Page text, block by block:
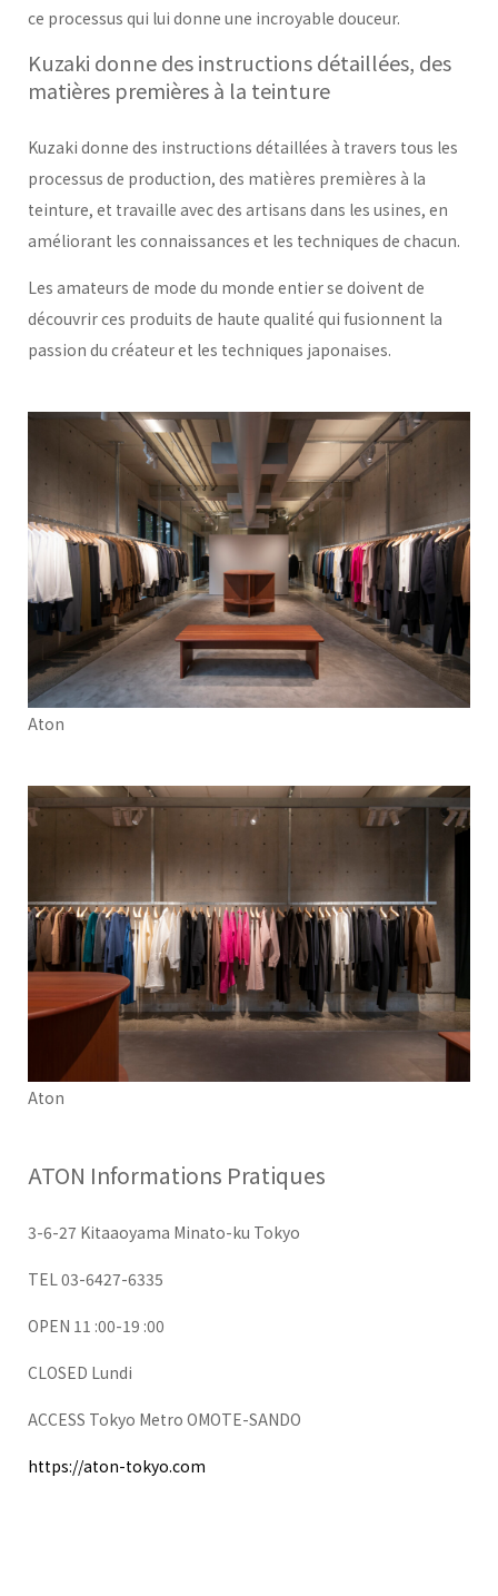
ce processus qui lui donne une incroyable douceur.
Kuzaki donne des instructions détaillées, des
matières premières à la teinture
Kuzaki donne des instructions détaillées à travers tous les
processus de production, des matières premières à la
teinture, et travaille avec des artisans dans les usines, en
améliorant les connaissances et les techniques de chacun.
Les amateurs de mode du monde entier se doivent de
découvrir ces produits de haute qualité qui fusionnent la
passion du créateur et les techniques japonaises.
Aton
Aton
ATON Informations Pratiques
3-6-27 Kitaaoyama Minato-ku Tokyo
TEL 03-6427-6335
OPEN 11 :00-19 :00
CLOSED Lundi
ACCESS Tokyo Metro OMOTE-SANDO
https://aton-tokyo.com